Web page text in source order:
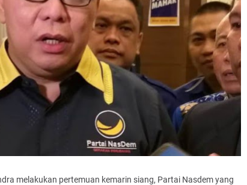
melakukan pertemuan kemarin siang, Partai Nasdem yang